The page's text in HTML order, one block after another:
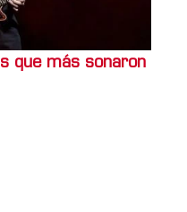
que más sonaron